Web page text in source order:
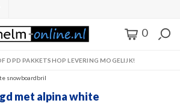
0
DPD PAKKETSHOP LEVERING MOGELIJK!
snowboardbril
met alpina white